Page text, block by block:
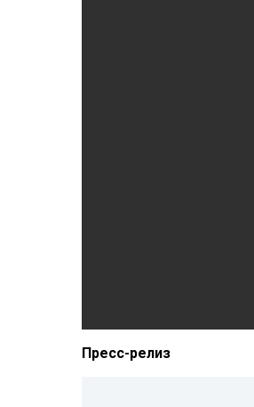
Пресс-релиз